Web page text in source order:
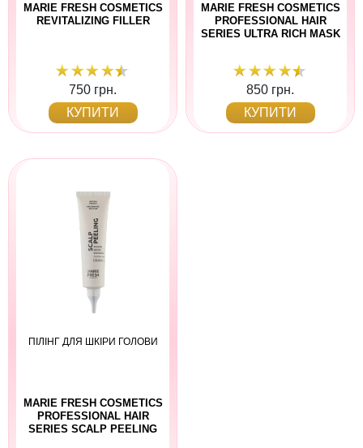
MARIE FRESH COSMETICS
REVITALIZING FILLER
750 грн.
КУПИТИ
MARIE FRESH COSMETICS
PROFESSIONAL HAIR
SERIES ULTRA RICH MASK
850 грн.
КУПИТИ
ПІЛІНГ ДЛЯ ШКІРИ ГОЛОВИ
MARIE FRESH COSMETICS
PROFESSIONAL HAIR
SERIES SCALP PEELING